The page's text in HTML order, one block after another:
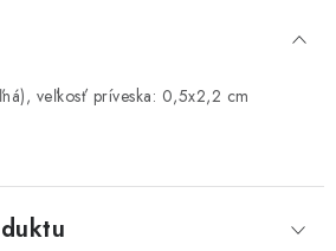
veľkosť príveska: 0,5x2,2 cm